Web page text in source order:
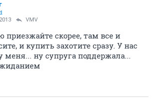
VMV
приезжайте скорее, там все и
и купить захотите сразу. У нас
меня... ну супруга поддержала...